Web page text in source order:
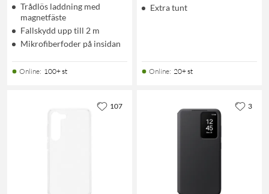
Trådlös laddning med
magnetfäste
Fallskydd upp till 2 m
Mikrofiberfoder på insidan
Online: 100+ st
Extra tunt
Online: 20+ st
107 3